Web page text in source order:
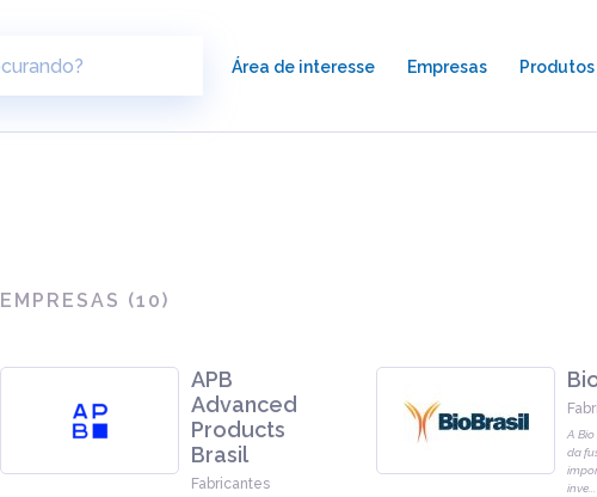
Área de interesse Empresas Produtos
EMPRESAS (10)
APB
Advanced
Products
Brasil
Fabricantes
A
da
inve